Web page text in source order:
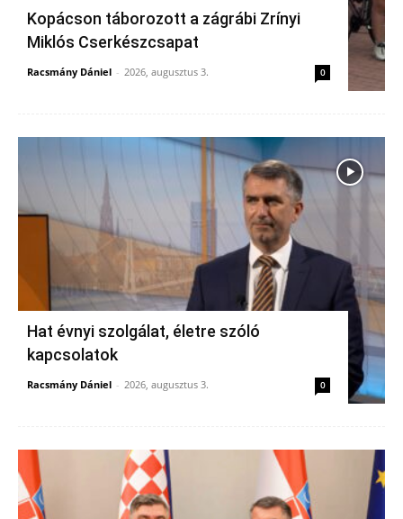
Kopácson táborozott a zágrábi Zrínyi
Miklós Cserkészcsapat
Racsmány Dániel - 2026, augusztus 3. 0
Hat évnyi szolgálat, életre szóló
kapcsolatok
Racsmány Dániel - 2026, augusztus 3. 0